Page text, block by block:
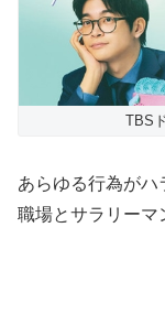
TBS
あらゆる行為が
職場とサラリーマ